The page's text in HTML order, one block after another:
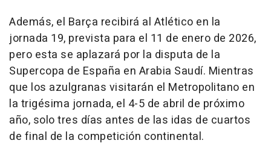
Además, el Barça recibirá al Atlético en la
jornada 19, prevista para el 11 de enero de 2026,
pero esta se aplazará por la disputa de la
Supercopa de España en Arabia Saudí. Mientras
que los azulgranas visitarán el Metropolitano en
la trigésima jornada, el 4-5 de abril de próximo
año, solo tres días antes de las idas de cuartos
de final de la competición continental.